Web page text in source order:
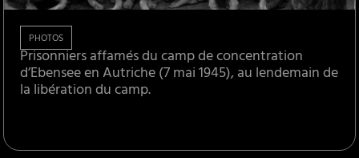
PHOTOS
Prisonniers affamés du camp de concentration
d’Ebensee en Autriche (7 mai 1945), au lendemain de
la libération du camp.